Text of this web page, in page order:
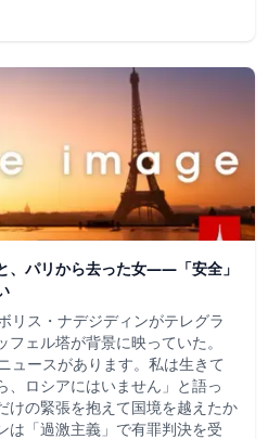
、パリから去った女——「安全」
リス・ナデジディンがテレグラ
ェル塔が背景に映っていた。
ュースがあります。私は生きて
、ロシアにはいません」と語っ
けの緊張を抱えて国境を越えたか
は「過激主義」で有罪判決を受